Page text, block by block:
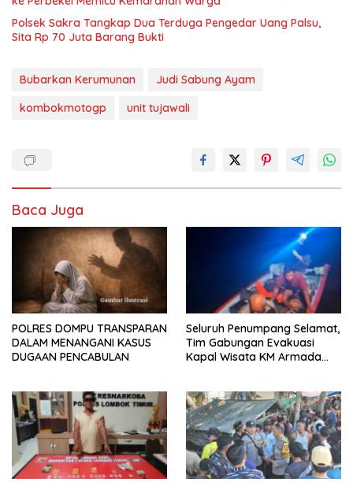
Polsek Sakra Tangkap Dua Terduga Pengedar Uang Palsu,
Sita Rp 70 Juta Barang Bukti
Bubarkan Kerumunan
Judi Sabung Ayam
kombokmotogp
unit tujawali
Baca Juga
POLRES DOMPU TRANSPARAN
DALAM MENANGANI KASUS
DUGAAN PENCABULAN
Seluruh Penumpang Selamat,
Tim Gabungan Evakuasi
Kapal Wisata KM Armada
Bima